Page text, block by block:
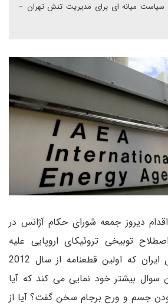
سیاست میانه ای برای مدیریت تنش تهران –
دیروز جمعه شورای حکام آژانس در
توبیخی تروئیکای اروپایی علیه
فعالیت های هسته ای ایران که اولین قطعنامه از سال 2012
سوال بیشتر خود نمایی می کند که آیا
جسم و ورح برجام سخن گفت؟ آیا از